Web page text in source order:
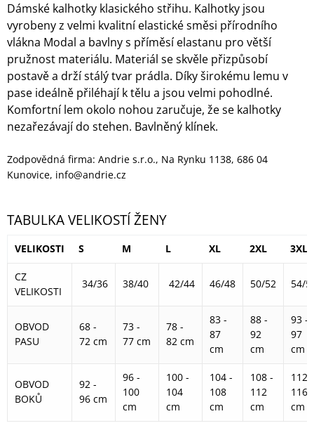
Dámské kalhotky klasického střihu. Kalhotky jsou
vyrobeny z velmi kvalitní elastické směsi přírodního
vlákna Modal a bavlny s příměsí elastanu pro větší
pružnost materiálu. Materiál se skvěle přizpůsobí
postavě a drží stálý tvar prádla. Díky širokému lemu v
pase ideálně přiléhají k tělu a jsou velmi pohodlné.
Komfortní lem okolo nohou zaručuje, že se kalhotky
nezařezávají do stehen. Bavlněný klínek.
Zodpovědná firma: Andrie s.r.o., Na Rynku 1138, 686 04
Kunovice, info@andrie.cz
TABULKA VELIKOSTÍ ŽENY
VELIKOSTI S M L XL 2XL 3XL
CZ
VELIKOSTI
34/36 38/40 42/44 46/48 50/52 54/
OBVOD
PASU
68 -
72 cm
73 -
77 cm
78 -
82 cm
83 -
87
cm
88 -
92
cm
93 -
97
cm
OBVOD
BOKŮ
92 -
96 cm
96 -
100
cm
100 -
104
cm
104 -
108
cm
108 -
112
cm
112 -
116
cm